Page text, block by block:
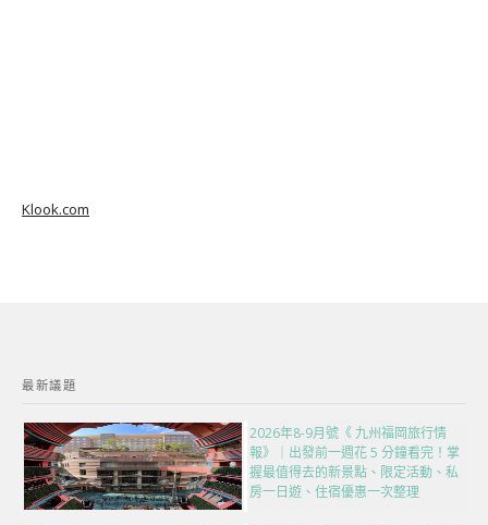
Klook.com
最新議題
2026年8-9月號《 九州福岡旅行情
報》｜出發前一週花 5 分鐘看完！掌
握最值得去的新景點、限定活動、私
房一日遊、住宿優惠一次整理